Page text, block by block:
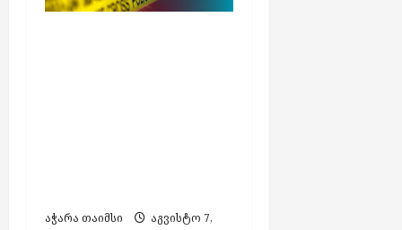
აჭარა თაიმსი
აგვისტო 7,